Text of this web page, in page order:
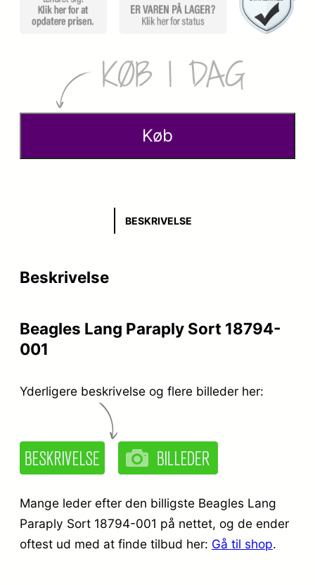
Køb
BESKRIVELSE
Beskrivelse
Beagles Lang Paraply Sort 18794-
001
Yderligere beskrivelse og flere billeder her:
Mange leder efter den billigste Beagles Lang
Paraply Sort 18794-001 på nettet, og de ender
oftest ud med at finde tilbud her: Gå til shop.